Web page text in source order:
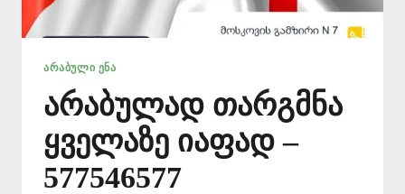
ᲐᲠᲐᲑᲣᲚᲘ ᲔᲜᲐ
არაბულად თარგმნა
ყველაზე იაფად –
577546577